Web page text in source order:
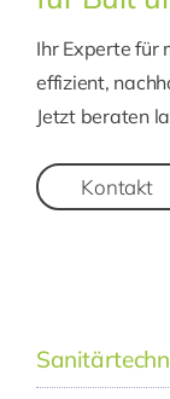
Karriere
Ihr Experte für
effizient,
Jetzt beraten
Kontakt